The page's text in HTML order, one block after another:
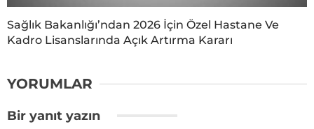
Sağlık Bakanlığı’ndan 2026 İçin Özel Hastane Ve
Kadro Lisanslarında Açık Artırma Kararı
YORUMLAR
Bir yanıt yazın